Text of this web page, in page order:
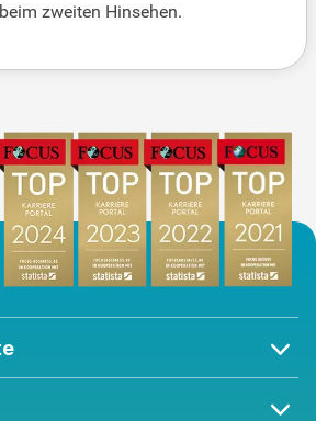
zweiten Hinsehen.